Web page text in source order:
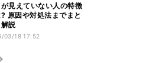
が見えていない人の特徴
? 原因や対処法までまと
説
03/18 17:52